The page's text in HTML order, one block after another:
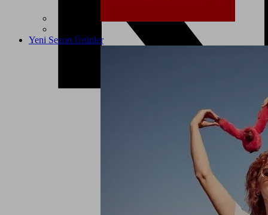
Yeni Sezon Ürünler